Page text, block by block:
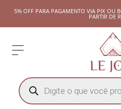
5% OFF PARA PAGAMENTO VIA PIX OU
PARTIR DE